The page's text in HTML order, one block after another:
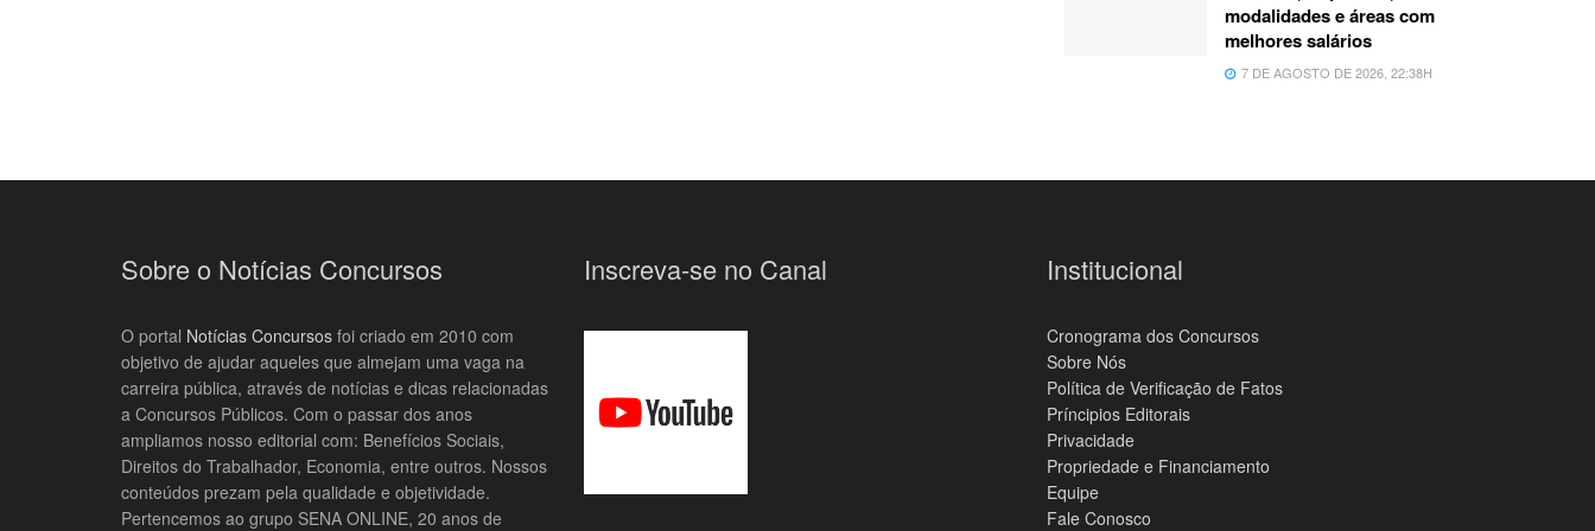
modalidades e áreas com
melhores salários
7 DE AGOSTO DE 2026, 22:38H
Sobre o Notícias Concursos
O portal Notícias Concursos foi criado em 2010 com
objetivo de ajudar aqueles que almejam uma vaga na
carreira pública, através de notícias e dicas relacionadas
a Concursos Públicos. Com o passar dos anos
ampliamos nosso editorial com: Benefícios Sociais,
Direitos do Trabalhador, Economia, entre outros. Nossos
conteúdos prezam pela qualidade e objetividade.
Pertencemos ao grupo SENA ONLINE, 20 anos de
Inscreva-se no Canal Institucional
Cronograma dos Concursos
Sobre Nós
Política de Verificação de Fatos
Príncipios Editorais
Privacidade
Propriedade e Financiamento
Equipe
Fale Conosco